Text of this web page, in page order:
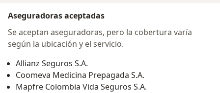
Aseguradoras aceptadas
Se aceptan aseguradoras, pero la cobertura varía
según la ubicación y el servicio.
Allianz Seguros S.A.
Coomeva Medicina Prepagada S.A.
Mapfre Colombia Vida Seguros S.A.